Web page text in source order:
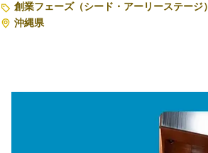
Startup Magazine
創業フェーズ（シード・アーリーステージ）
沖縄県